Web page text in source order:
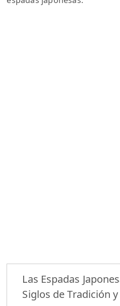
Las Espadas
Siglos de Tradición